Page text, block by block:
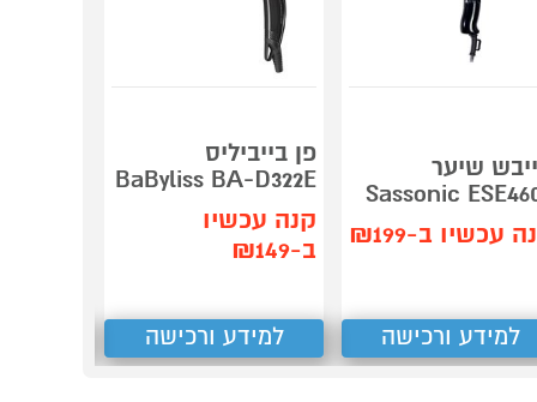
שיער
Sassonic
עכשיו ב-₪199
למידע ורכישה
פן בייביליס
BaByliss BA-D322E
קנה עכשיו
ב-₪149
למידע ורכישה